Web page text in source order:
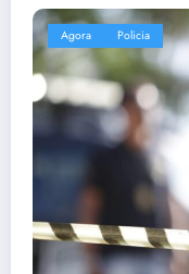
Agora Policia